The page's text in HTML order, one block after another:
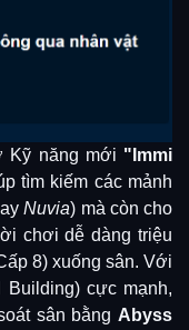
Kỹ năng mới "Immi
tìm kiếm các mảnh
Nuvia) mà còn cho
chơi dễ dàng triệu
8) xuống sân. Với
Building) cực mạnh,
sân bằng Abyss